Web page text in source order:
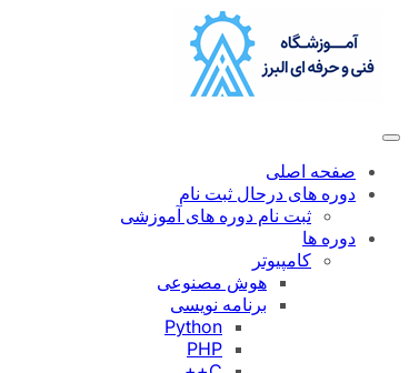
محتوا
صفحه اصلی
دوره های درحال ثبت نام
ثبت نام دوره های آموزشی
دوره ها
کامپیوتر
هوش مصنوعی
برنامه نویسی
Python
PHP